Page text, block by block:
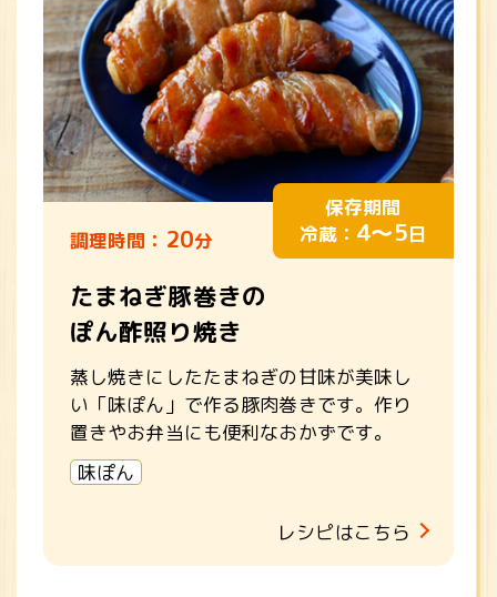
調理時間： 20分
保存期間
冷蔵： 4～5日
たまねぎ豚巻きの
ぽん酢照り焼き
蒸し焼きにしたたまねぎの甘味が美味し
い「味ぽん」で作る豚肉巻きです。作り
置きやお弁当にも便利なおかずです。
味ぽん
レシピはこちら